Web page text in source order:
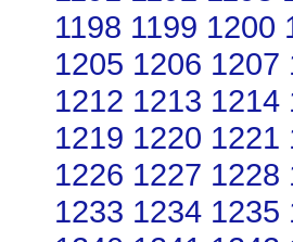
1198 1199 1200
1205 1206 1207
1212 1213 1214
1219 1220 1221
1226 1227 1228
1233 1234 1235